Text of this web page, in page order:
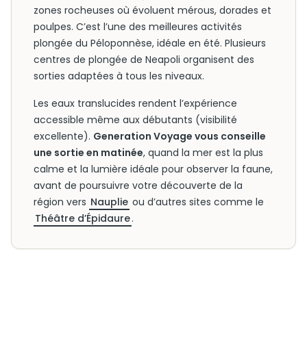
zones rocheuses où évoluent mérous, dorades et
poulpes. C’est l’une des meilleures activités
plongée du Péloponnèse, idéale en été. Plusieurs
centres de plongée de Neapoli organisent des
sorties adaptées à tous les niveaux.
Les eaux translucides rendent l’expérience
accessible même aux débutants (visibilité
excellente). Generation Voyage vous conseille
une sortie en matinée, quand la mer est la plus
calme et la lumière idéale pour observer la faune,
avant de poursuivre votre découverte de la
région vers Nauplie ou d’autres sites comme le
Théâtre d’Épidaure.